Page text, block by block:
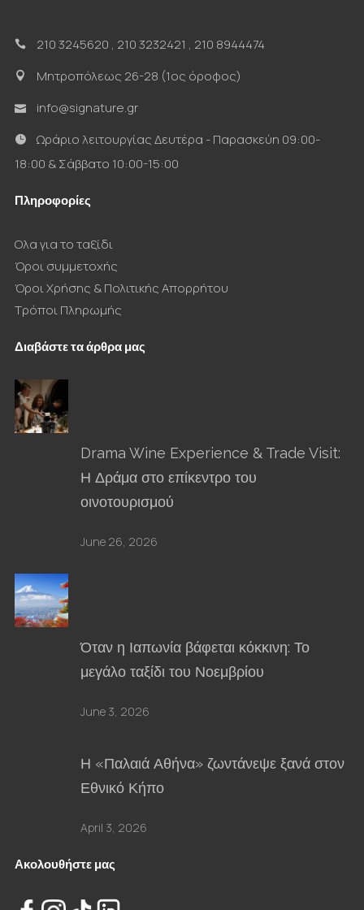
210 3245620 , 210 3232421 , 210 8944474
Μητροπόλεως 26-28 (1ος όροφος)
info@signature.gr
Ωράριο λειτουργίας Δευτέρα - Παρασκεύη 09:00-
18:00 & Σάββατο 10:00-15:00
Πληροφορίες
Ολα για το ταξίδι
Όροι συμμετοχής
Όροι Χρήσης & Πολιτικής Απορρήτου
Τρόποι Πληρωμής
Διαβάστε τα άρθρα μας
Drama Wine Experience & Trade Visit:
Η Δράμα στο επίκεντρο του
οινοτουρισμού
June 26, 2026
Όταν η Ιαπωνία βάφεται κόκκινη: Το
μεγάλο ταξίδι του Νοεμβρίου
June 3, 2026
Η «Παλαιά Αθήνα» ζωντάνεψε ξανά στον
Εθνικό Κήπο
April 3, 2026
Ακολουθήστε μας